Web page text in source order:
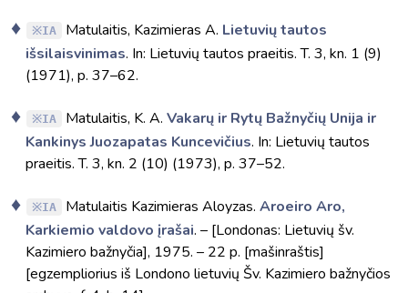
IA Matulaitis, Kazimieras A. Lietuvių tautos
išsilaisvinimas. In: Lietuvių tautos praeitis. T. 3, kn. 1 (9)
(1971), p. 37–62.
IA Matulaitis, K. A. Vakarų ir Rytų Bažnyčių Unija ir
Kankinys Juozapatas Kuncevičius. In: Lietuvių tautos
praeitis. T. 3, kn. 2 (10) (1973), p. 37–52.
IA Matulaitis Kazimieras Aloyzas. Aroeiro Aro,
Karkiemio valdovo įrašai. – [Londonas: Lietuvių šv.
Kazimiero bažnyčia], 1975. – 22 p. [mašinraštis]
[egzempliorius iš Londono lietuvių Šv. Kazimiero bažnyčios